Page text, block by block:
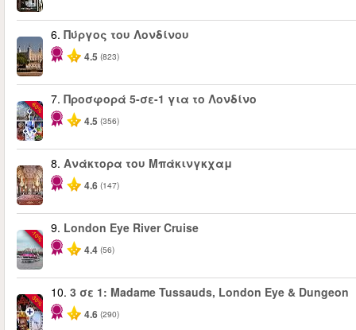
6. Πύργος του Λονδίνου
4.5 (823)
-60%
7. Προσφορά 5-σε-1 για το Λονδίνο
4.5 (356)
8. Ανάκτορα του Μπάκινγκχαμ
4.6 (147)
-10%
9. London Eye River Cruise
4.4 (56)
-30%
10. 3 σε 1: Madame Tussauds, London Eye & Dungeon
4.6 (290)